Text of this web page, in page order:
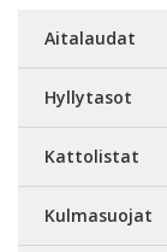
Aitalaudat
Hyllytasot
Kattolistat
Kulmasuojat